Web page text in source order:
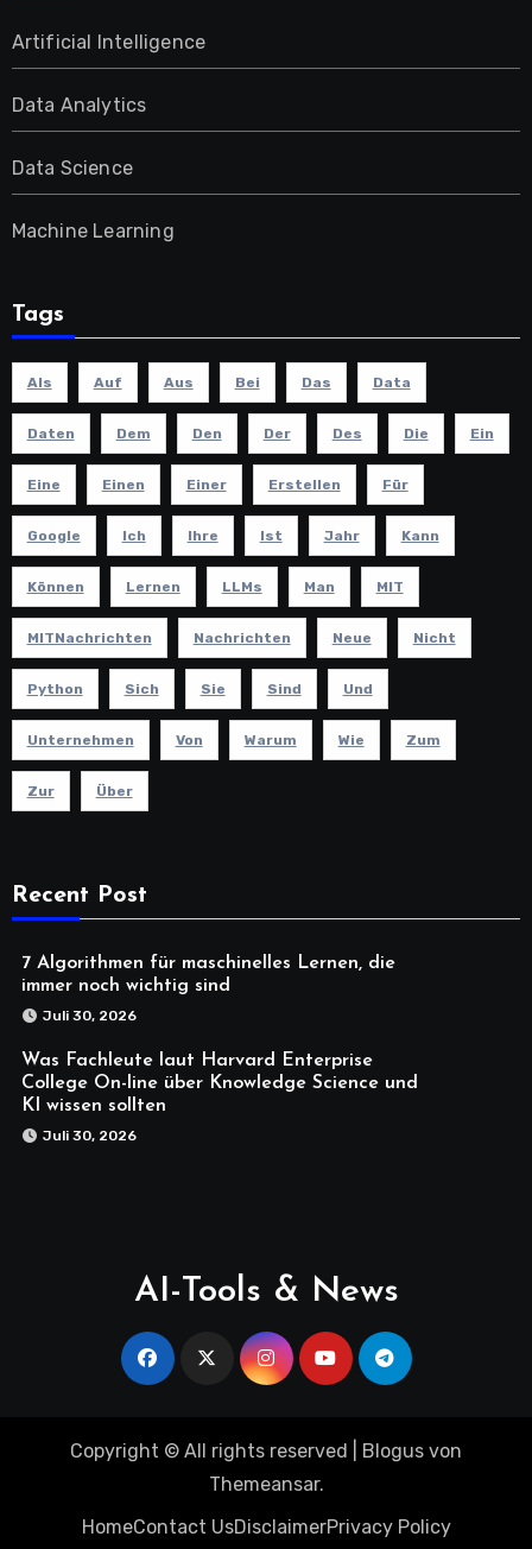
Artificial Intelligence
Data Analytics
Data Science
Machine Learning
Tags
Als Auf Aus Bei Das Data
Daten Dem Den Der Des Die Ein
Eine Einen Einer Erstellen Für
Google Ich Ihre Ist Jahr Kann
Können Lernen LLMs Man MIT
MITNachrichten Nachrichten Neue Nicht
Python Sich Sie Sind Und
Unternehmen Von Warum Wie Zum
Zur Über
Recent Post
7 Algorithmen für maschinelles Lernen, die
immer noch wichtig sind
Juli 30, 2026
Was Fachleute laut Harvard Enterprise
College On-line über Knowledge Science und
KI wissen sollten
Juli 30, 2026
AI-Tools & News
Copyright © All rights reserved Blogus von
Themeansar.
HomeContact UsDisclaimerPrivacy Policy